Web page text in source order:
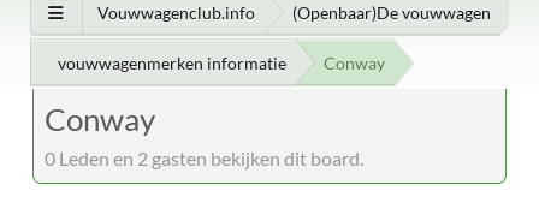
Vouwwagenclub.info (Openbaar)De vouwwagen
vouwwagenmerken informatie Conway
Conway
0 Leden en 2 gasten bekijken dit board.